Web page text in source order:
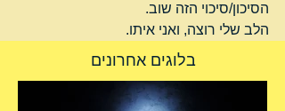
הסיכון/סיכוי הזה שוב.
הלב שלי רוצה, ואני איתו.
בלוגים אחרונים